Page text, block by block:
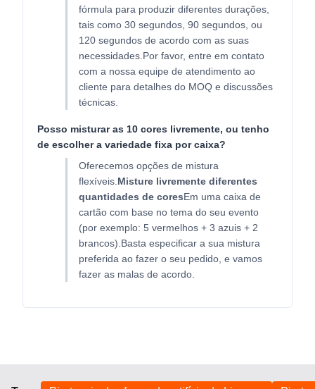
fórmula para produzir diferentes durações,
tais como 30 segundos, 90 segundos, ou
120 segundos de acordo com as suas
necessidades.Por favor, entre em contato
com a nossa equipe de atendimento ao
cliente para detalhes do MOQ e discussões
técnicas.
Posso misturar as 10 cores livremente, ou tenho
de escolher a variedade fixa por caixa?
Oferecemos opções de mistura
flexíveis. Misture livremente diferentes
quantidades de coresEm uma caixa de
cartão com base no tema do seu evento
(por exemplo: 5 vermelhos + 3 azuis + 2
brancos).Basta especificar a sua mistura
preferida ao fazer o seu pedido, e vamos
fazer as malas de acordo.